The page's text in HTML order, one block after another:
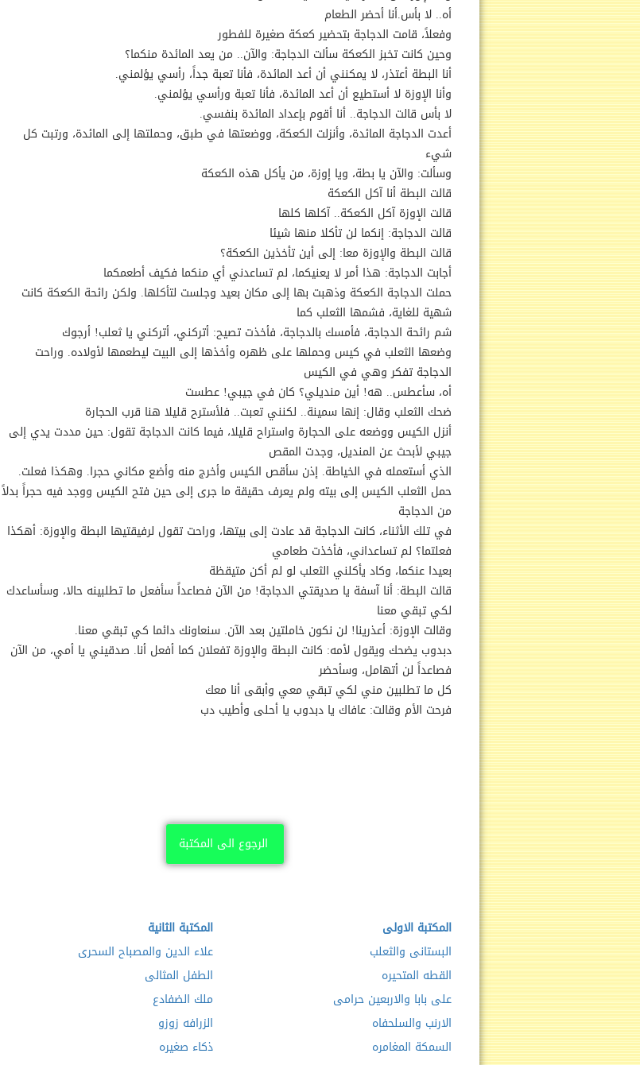
أه.. لا بأس.أنا أحضر الطعام
وفعلاً، قامت الدجاجة بتحضير كعكة صغيرة للفطور
وحين كانت تخبز الكعكة سألت الدجاجة: والآن.. من يعد المائدة منكما؟
أنا البطة أعتذر، لا يمكنني أن أعد المائدة، فأنا تعبة جداً، رأسي يؤلمني.
وأنا الإوزة لا أستطيع أن أعد المائدة، فأنا تعبة ورأسي يؤلمني.
لا بأس قالت الدجاجة.. أنا أقوم بإعداد المائدة بنفسي.
أعدت الدجاجة المائدة، وأنزلت الكعكة، ووضعتها في طبق، وحملتها إلى المائدة، ورتبت كل
شيء
وسألت: والآن يا بطة، ويا إوزة، من يأكل هذه الكعكة
قالت البطة أنا آكل الكعكة
قالت الإوزة آكل الكعكة.. آكلها كلها
قالت الدجاجة: إنكما لن تأكلا منها شيئا
قالت البطة والإوزة معا: إلى أين تأخذين الكعكة؟
أجابت الدجاجة: هذا أمر لا يعنيكما، لم تساعدني أي منكما فكيف أطعمكما
حملت الدجاجة الكعكة وذهبت بها إلى مكان بعيد وجلست لتأكلها. ولكن رائحة الكعكة كانت
شهية للغاية، فشمها الثعلب كما
شم رائحة الدجاجة، فأمسك بالدجاجة، فأخذت تصيح: أتركني، أتركني يا ثعلب! أرجوك
وضعها الثعلب في كيس وحملها على ظهره وأخذها إلى البيت ليطعمها لأولاده. وراحت
الدجاجة تفكر وهي في الكيس
أه، سأعطس.. هه! أين منديلي؟ كان في جيبي! عطست
ضحك الثعلب وقال: إنها سمينة.. لكنني تعبت.. فلأسترح قليلا هنا قرب الحجارة
أنزل الكيس ووضعه على الحجارة واستراح قليلا، فيما كانت الدجاجة تقول: حين مددت يدي إلى
جيبي لأبحث عن المنديل، وجدت المقص
الذي أستعمله في الخياطة. إذن سأقص الكيس وأخرج منه وأضع مكاني حجرا. وهكذا فعلت.
حمل الثعلب الكيس إلى بيته ولم يعرف حقيقة ما جرى إلى حين فتح الكيس ووجد فيه حجراً بدلاً
من الدجاجة
في تلك الأثناء، كانت الدجاجة قد عادت إلى بيتها، وراحت تقول لرفيقتيها البطة والإوزة: أهكذا
فعلتما؟ لم تساعداني، فأخذت طعامي
بعيدا عنكما، وكاد يأكلني الثعلب لو لم أكن متيقظة
قالت البطة: أنا آسفة يا صديقتي الدجاجة! من الآن فصاعداً سأفعل ما تطلبينه حالا، وسأساعدك
لكي تبقي معنا
وقالت الإوزة: أعذرينا! لن نكون خاملتين بعد الآن. سنعاونك دائما كي تبقي معنا.
دبدوب يضحك ويقول لأمه: كانت البطة والإوزة تفعلان كما أفعل أنا. صدقيني يا أمي، من الآن
فصاعداً لن أتهامل، وسأحضر
كل ما تطلبين مني لكي تبقي معي وأبقى أنا معك
فرحت الأم وقالت: عافاك يا دبدوب يا أحلى وأطيب دب
الرجوع الى المكتبة
المكتبة الاولى
البستانى والثعلب
القطه المتحيره
على بابا والاربعين حرامى
الارنب والسلحفاه
السمكة المغامره
المكتبة الثانية
علاء الدين والمصباح السحرى
الطفل المثالى
ملك الضفادع
الزرافه زوزو
ذكاء صغيره